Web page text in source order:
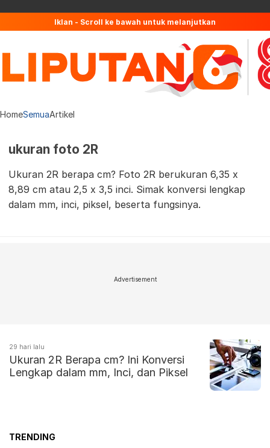
Iklan - Scroll ke bawah untuk melanjutkan
HomeSemuaArtikel
ukuran foto 2R
Ukuran 2R berapa cm? Foto 2R berukuran 6,35 x
8,89 cm atau 2,5 x 3,5 inci. Simak konversi lengkap
dalam mm, inci, piksel, beserta fungsinya.
Advertisement
29 hari lalu
Ukuran 2R Berapa cm? Ini Konversi
Lengkap dalam mm, Inci, dan Piksel
TRENDING